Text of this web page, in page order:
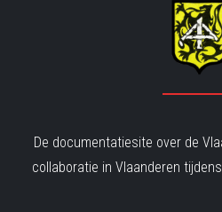
De documentatiesite over de
collaboratie in Vlaanderen